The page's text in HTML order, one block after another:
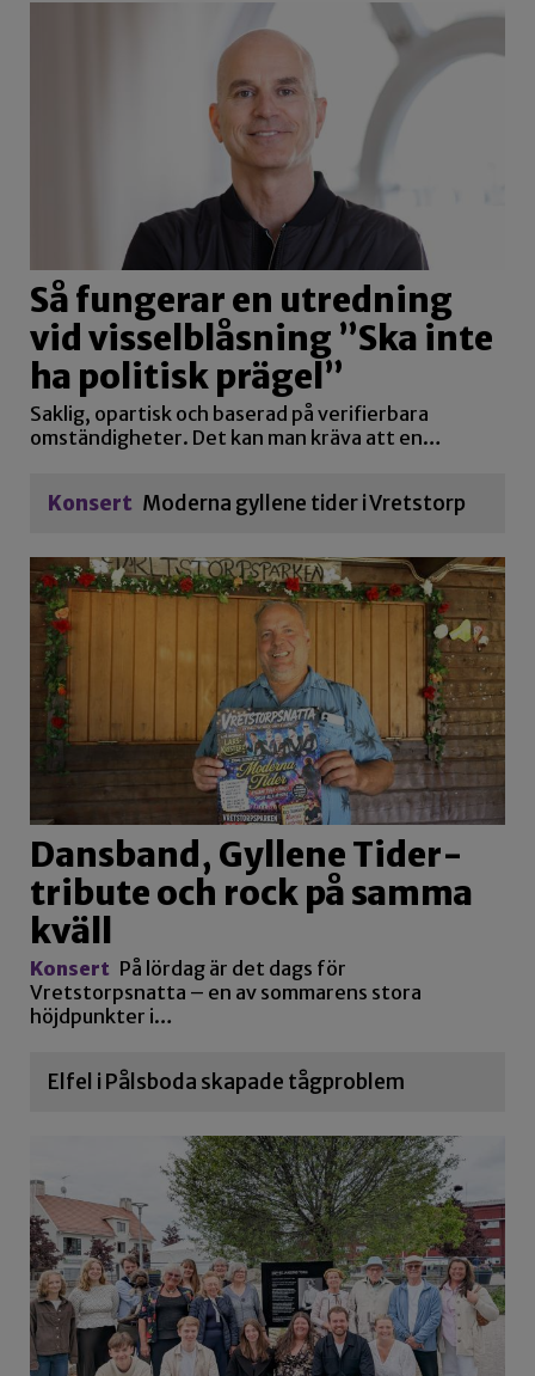
Så fungerar en utredning
vid visselblåsning ”Ska inte
ha politisk prägel”
Saklig, opartisk och baserad på verifierbara
omständigheter. Det kan man kräva att en…
Konsert Moderna gyllene tider i Vretstorp
Dansband, Gyllene Tider-
tribute och rock på samma
kväll
Konsert På lördag är det dags för
Vretstorpsnatta – en av sommarens stora
höjdpunkter i…
Elfel i Pålsboda skapade tågproblem